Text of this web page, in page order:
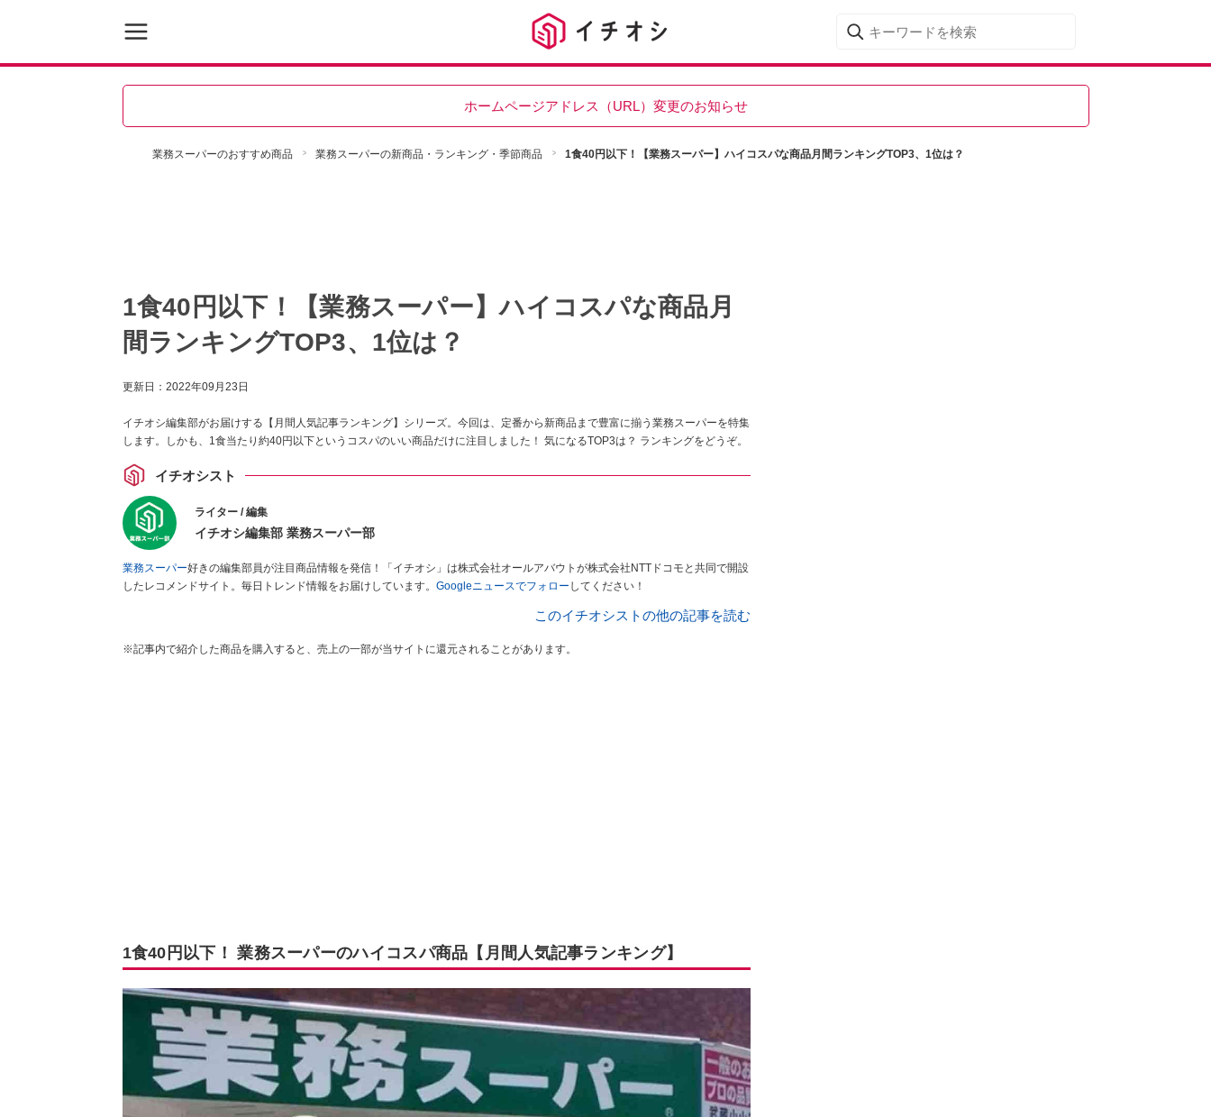
ホームページアドレス（URL）変更のお知らせ
業務スーパーのおすすめ商品 業務スーパーの新商品・ランキング・季節商品 1食40円以下！【業務スーパー】ハイコスパな商品月間ランキングTOP3、1位は？
1食40円以下！【業務スーパー】ハイコスパな商品月
間ランキングTOP3、1位は？
更新日： 2022年09月23日
イチオシ編集部がお届けする【月間人気記事ランキング】シリーズ。今回は、定番から新商品まで豊富に揃う業務スーパーを特集
します。しかも、1食当たり約40円以下というコスパのいい商品だけに注目しました！ 気になるTOP3は？ ランキングをどうぞ。
イチオシスト
ライター / 編集
イチオシ編集部 業務スーパー部
業務スーパー好きの編集部員が注目商品情報を発信！「イチオシ」は株式会社オールアバウトが株式会社NTTドコモと共同で開設
したレコメンドサイト。毎日トレンド情報をお届けしています。 Googleニュースでフォロー してください！
このイチオシストの他の記事を読む
※記事内で紹介した商品を購入すると、売上の一部が当サイトに還元されることがあります。
1食40円以下！ 業務スーパーのハイコスパ商品【月間人気記事ランキング】